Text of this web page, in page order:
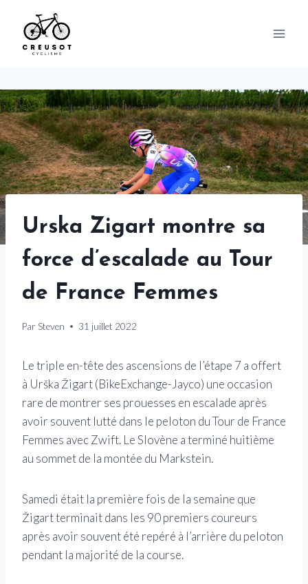
content
Urska Zigart montre sa
force d’escalade au Tour
de France Femmes
Par Steven 31 juillet 2022
Le triple en-tête des ascensions de l’étape 7 a offert
à Urška Žigart (BikeExchange-Jayco) une occasion
rare de montrer ses prouesses en escalade après
avoir souvent lutté dans le peloton du Tour de France
Femmes avec Zwift. Le Slovène a terminé huitième
au sommet de la montée du Markstein.
Samedi était la première fois de la semaine que
Žigart terminait dans les 90 premiers coureurs
après avoir souvent été repéré à l’arrière du peloton
pendant la majorité de la course.